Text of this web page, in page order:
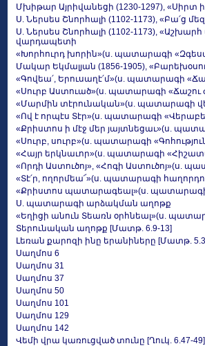
Մխիթար Այրիվանեցի (1230-1297), «Սիրտ
Ս. Ներսես Շնորհալի (1102-1173), «Բա՛ց
Ս. Ներսես Շնորհալի (1102-1173),
վարդապետի
«Խորհուրդ խորին»(ս. պատարագի
Մակար Եկմալյան (1856-1905),
«Գովեա՛, Երուսաղէ՛մ»(ս. պատարագի
«Սուրբ Աստուած»(ս. պատարագի «Ճաշու
«Մարմին տէրունական»(ս. պատարագի
«Ով է որպէս Տէր»(ս. պատարագի
«Քրիստոս ի մէջ մեր յայտնեցաւ»(ս.
«Սուրբ, սուրբ»(ս. պատարագի
«Հայր երկնաւոր»(ս. պատարագի
«Որդի Աստուծոյ», «Հոգի Աստուծոյ»(ս.
«Տէ՛ր, ողորմեա՜»(ս. պատարագի
«Քրիստոս պատարագեալ»(ս. պատարագի
Ս. պատարագի արձակման աղոթք
«Եղիցի անուն Տեառն օրհնեալ»(ս.
Տերունական աղոթք [Մատթ. 6.9-13]
Լեռան քարոզի ինը երանիները [Մատթ.
Սաղմոս 6
Սաղմոս 31
Սաղմոս 37
Սաղմոս 50
Սաղմոս 101
Սաղմոս 129
Սաղմոս 142
Վեմի վրա կառուցված տունը [Ղուկ. 6.47-49]